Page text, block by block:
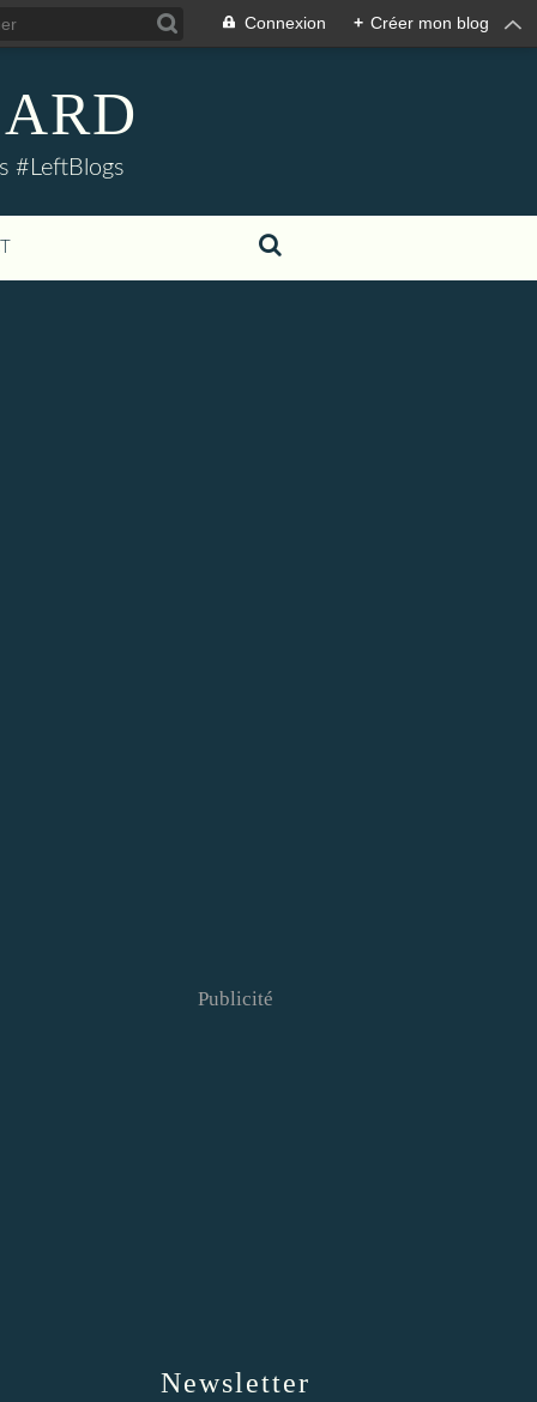
Connexion + Créer mon blog
#LeftBlogs
Newsletter
Publicité